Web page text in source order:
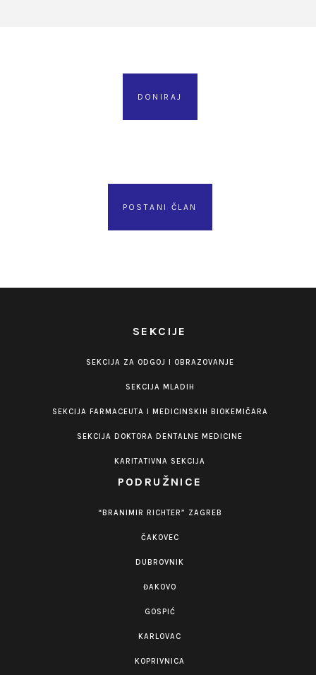
DONIRAJ
POSTANI ČLAN
SEKCIJE
SEKCIJA ZA ODGOJ I OBRAZOVANJE
SEKCIJA MLADIH
SEKCIJA FARMACEUTA I MEDICINSKIH BIOKEMIČARA
SEKCIJA DOKTORA DENTALNE MEDICINE
KARITATIVNA SEKCIJA
PODRUŽNICE
“BRANIMIR RICHTER” ZAGREB
ČAKOVEC
DUBROVNIK
ĐAKOVO
GOSPIĆ
KARLOVAC
KOPRIVNICA